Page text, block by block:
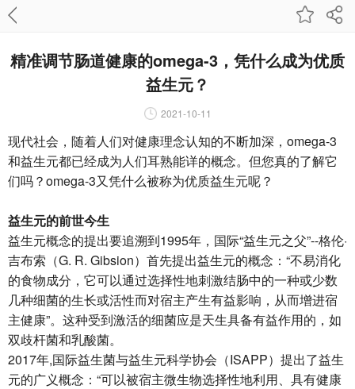
精准调节肠道健康的omega-3，凭什么成为优质
益生元？
2021-10-11
现代社会，随着人们对健康理念认知的不断加深，omega-3
和益生元都已经成为人们耳熟能详的概念。但您真的了解它
们吗？omega-3又凭什么被称为优质益生元呢？
益生元的前世今生
益生元概念的提出要追溯到1995年，国际“益生元之父”--格伦·
吉布索（G. R. Gibsion）首先提出益生元的概念：“不易消化
的食物成分，它可以通过选择性地刺激结肠中的一种或少数
几种细菌的生长或活性而对宿主产生有益影响，从而增进宿
主健康”。这种受到激活的细菌应是天生具备有益作用的，如
双歧杆菌和乳酸菌。
2017年,国际益生菌与益生元科学协会（ISAPP）提出了益生
元的广义概念：“可以被宿主微生物选择性地利用、具有健康